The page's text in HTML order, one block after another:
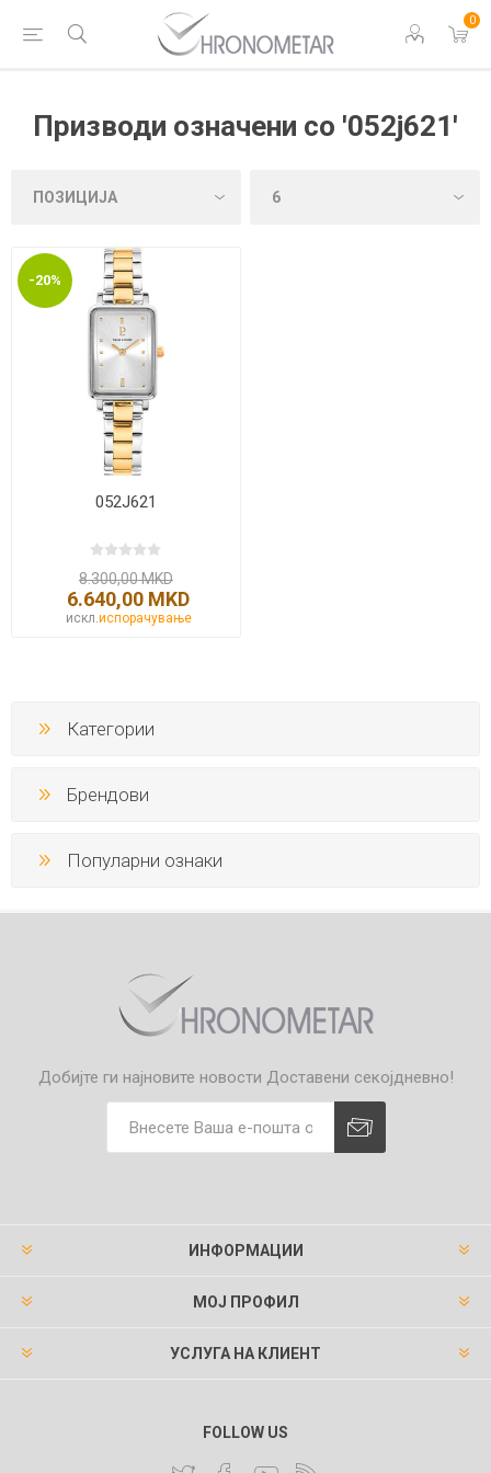
0
Призводи означени со '052j621'
-20%
052J621
8.300,00 MKD
6.640,00 MKD
искл. испорачување
Категории
Брендови
Популарни ознаки
Добијте ги најновите новости Доставени секојдневно!
ИНФОРМАЦИИ
МОЈ ПРОФИЛ
УСЛУГА НА КЛИЕНТ
FOLLOW US